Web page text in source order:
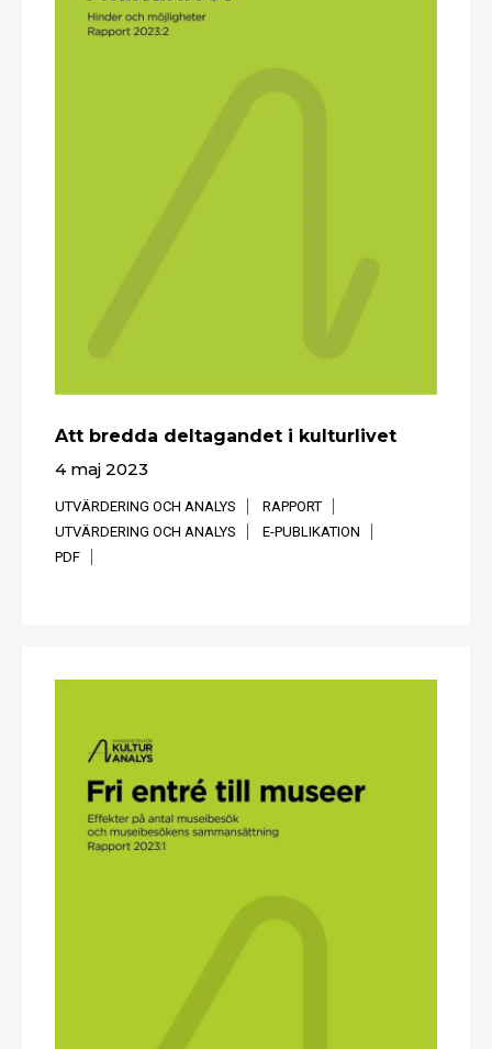
Att bredda deltagandet i kulturlivet
4 maj 2023
UTVÄRDERING OCH ANALYS
RAPPORT
UTVÄRDERING OCH ANALYS
E-PUBLIKATION
PDF